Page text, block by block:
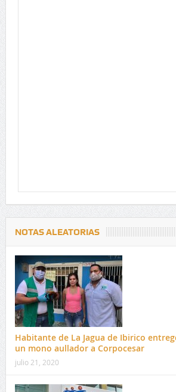
NOTAS ALEATORIAS
Habitante de La Jagua de Ibirico
un mono aullador a Corpocesar
julio 21, 2020